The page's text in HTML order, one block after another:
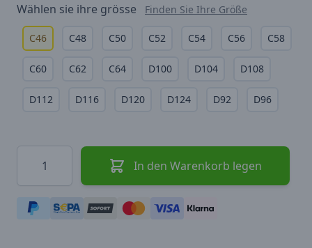
Wählen sie ihre grösse Finden Sie Ihre Größe
C46 C48 C50 C52 C54 C56 C58
C60 C62 C64 D100 D104 D108
D112 D116 D120 D124 D92 D96
In den Warenkorb legen